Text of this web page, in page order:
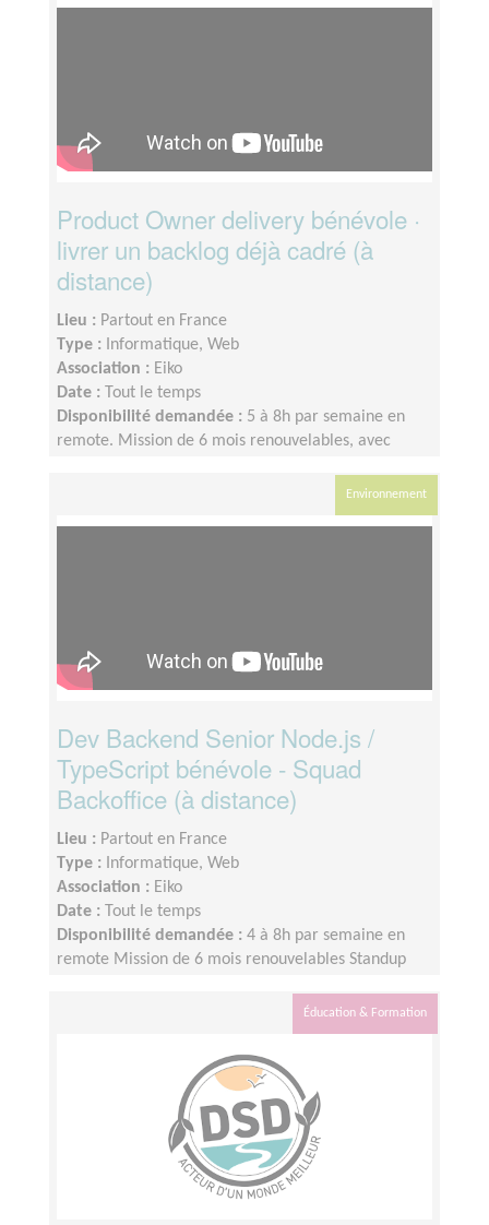
Product Owner delivery bénévole ·
livrer un backlog déjà cadré (à
distance)
Lieu : Partout en France
Type :
Informatique, Web
Association : Eiko
Date :
Tout le temps
Disponibilité demandée : 5 à 8h par semaine en
remote. Mission de 6 mois renouvelables, avec
Environnement
Dev Backend Senior Node.js /
TypeScript bénévole - Squad
Backoffice (à distance)
Lieu : Partout en France
Type :
Informatique, Web
Association : Eiko
Date :
Tout le temps
Disponibilité demandée : 4 à 8h par semaine en
remote Mission de 6 mois renouvelables Standup
Éducation & Formation